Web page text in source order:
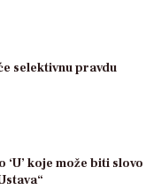
selektivnu pravdu
koje može biti slovo